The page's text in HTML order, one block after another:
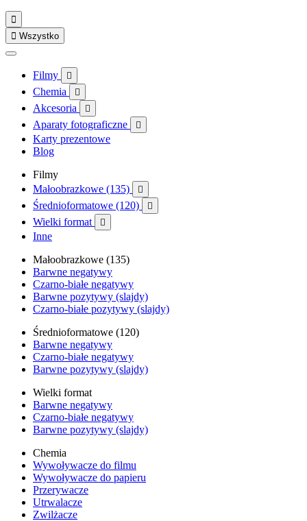

 Wszystko
Filmy 
Chemia 
Akcesoria 
Aparaty fotograficzne 
Karty prezentowe
Blog
Filmy
Małoobrazkowe (135)

Średnioformatowe (120) 
Wielki format 
Inne
Małoobrazkowe (135)
Barwne negatywy
Czarno-białe negatywy
Barwne pozytywy (slajdy)
Czarno-białe pozytywy (slajdy)
Średnioformatowe (120)
Barwne negatywy
Czarno-białe negatywy
Barwne pozytywy (slajdy)
Wielki format
Barwne negatywy
Czarno-białe negatywy
Barwne pozytywy (slajdy)
Chemia
Wywoływacze do filmu
Wywoływacze do papieru
Przerywacze
Utrwalacze
Zwilżacze